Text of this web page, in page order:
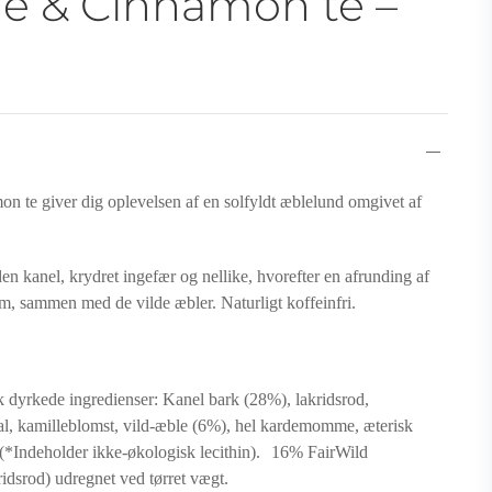
te giver dig oplevelsen af en solfyldt æblelund omgivet af
kanel, krydret ingefær og nellike, hvorefter en afrunding af
sammen med de vilde æbler. Naturligt koffeinfri.
ingredienser: Kanel bark (28%), lakridsrod,
kamilleblomst, vild-æble (6%), hel kardemomme, æterisk
ikke-økologisk lecithin). 16% FairWild
udregnet ved tørret vægt.